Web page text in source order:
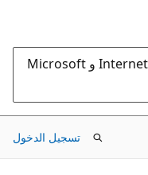
مزيد من المعلومات حول Internet Explorer و Microsoft
تسجيل الدخول